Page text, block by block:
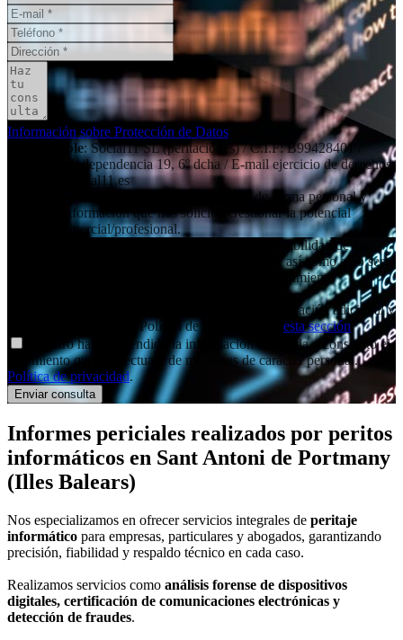
Información sobre Protección de Datos
Responsable: Social11 SL (peritaciones) / C.I.F: B99428401 /
Dirección: Independencia 19, 6º dcha / E-mail ejercicio de derechos:
contacto@social11.es
: Atender las consultas de forma personal y
remitir la información que nos solicita. Gestionar la potencial
relación comercial/profesional.
: Acceso, rectificación, supresión y portabilidad de tus
datos, de limitación y oposición a su tratamiento, así como a no ser
objeto de decisiones basadas únicamente en el tratamiento
: Puedes consultar la información adicional y
detallada sobre nuestra Política de Privacidad en esta sección .
Declaro haber entendido la información facilitada y consiento el
tratamiento que se efectuará de mis datos de carácter personal.
Política de privacidad.
Informes periciales realizados por peritos
informáticos en Sant Antoni de Portmany
(Illes Balears)
Nos especializamos en ofrecer servicios integrales de peritaje
informático para empresas, particulares y abogados, garantizando
precisión, fiabilidad y respaldo técnico en cada caso.
Realizamos servicios como análisis forense de dispositivos
digitales, certificación de comunicaciones electrónicas y
detección de fraudes.